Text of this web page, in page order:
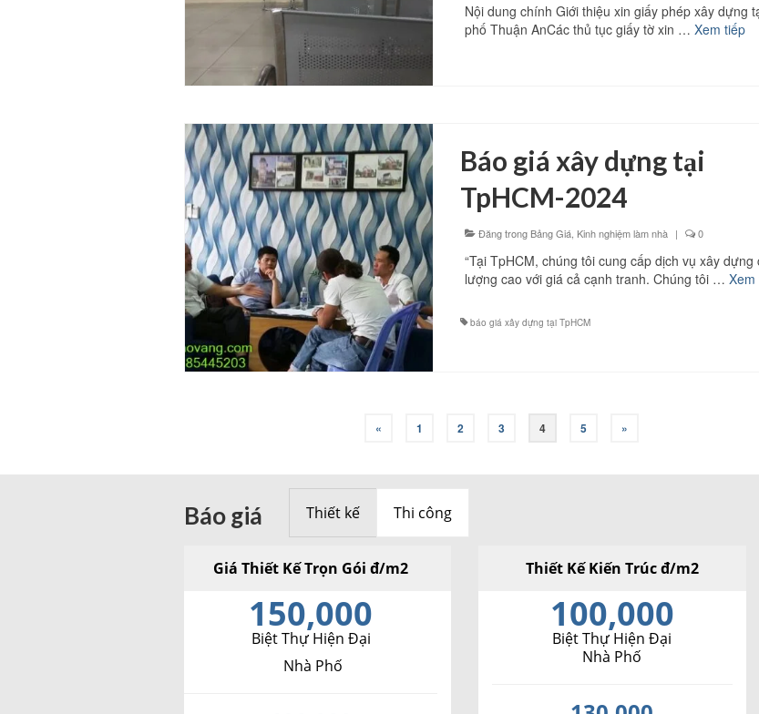
Nội dung chính Giới thiệu xin giấy phép xây dựng
phố Thuận AnCác thủ tục giấy tờ xin …Xem tiếp
Báo giá xây dựng tại
TpHCM-2024
Đăng trong Bảng Giá Kinh nghiệm làm nhà | 0
“Tại TpHCM, chúng tôi cung cấp dịch vụ xây dựng
lượng cao với giá cả cạnh tranh. Chúng tôi …Xem
báo giá xây dựng tại TpHCM
bài
viết
« 1 2 3 4 5 »
Báo giá Thiết kế Thi công
Giá Thiết Kế Trọn Gói đ/m2
150,000
Biệt Thự Hiện Đại
Nhà Phố
Thiết Kế Kiến Trúc đ/m2
100,000
Biệt Thự Hiện Đại
Nhà Phố